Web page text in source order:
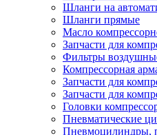
Шланги на
Шланги прямые
Масло
Запчасти для
Фильтры
Компрессорная
Запчасти для
Запчасти для
Головки
Пневматические
Пневмоцилиндры,